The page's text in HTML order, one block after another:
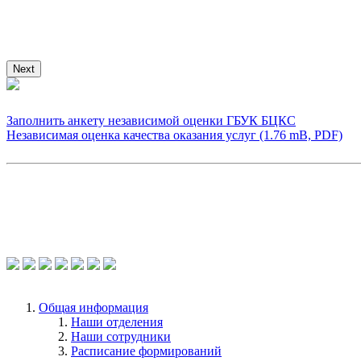
Next
Заполнить анкету независимой оценки ГБУК БЦКС
Независимая оценка качества оказания услуг (1.76 mB, PDF)
Общая информация
Наши отделения
Наши сотрудники
Расписание формирований